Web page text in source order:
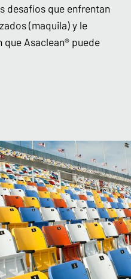
desafíos que enfrentan
(maquila) y le
Asaclean® puede